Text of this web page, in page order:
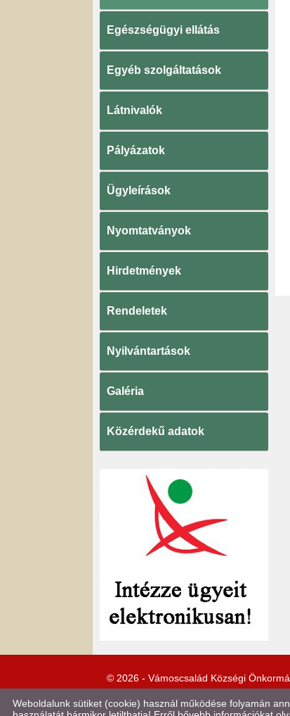
Egészségügyi ellátás
Egyéb szolgáltatások
Látnivalók
Pályázatok
Ügyleírások
Nyomtatványok
Hirdetmények
Rendeletek
Nyilvántartások
Galéria
Közérdekű adatok
© 2026 - Vámoscsalád Községi
Weboldalunk sütiket (cookie) használ működése folyamán